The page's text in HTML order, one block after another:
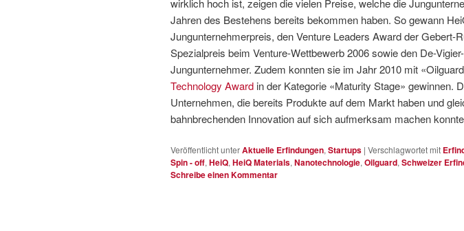
Jahren des Bestehens bereits bekommen haben. So gewann
Jungunternehmerpreis, den Venture Leaders Award der Gebert-
Spezialpreis beim Venture-Wettbewerb 2006 sowie den De-
Jungunternehmer. Zudem konnten sie im Jahr 2010 mit
Technology Award in der Kategorie «Maturity Stage» gewinnen.
Unternehmen, die bereits Produkte auf dem Markt haben und
bahnbrechenden Innovation auf sich aufmerksam machen
Veröffentlicht unterAktuelle Erfindungen, Startups | Verschlagwortet mit
Spin - off, HeiQ, HeiQ Materials, Nanotechnologie, Oilguard, Schweizer
Schreibe einen Kommentar